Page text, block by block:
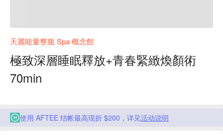
天麗能量整腹 Spa 概念館
極致深層睡眠釋放+青春緊緻煥顏術
70min
使用 AFTEE 结帐最高现折 $200，详见活动说明